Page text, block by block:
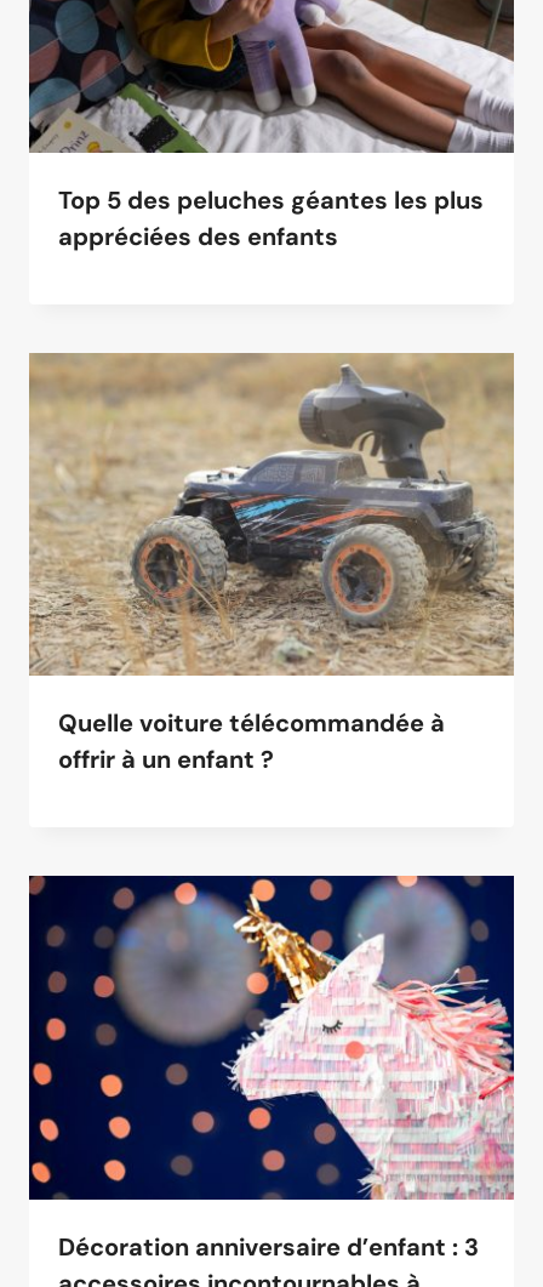
Top 5 des peluches géantes les plus
appréciées des enfants
Quelle voiture télécommandée à
offrir à un enfant ?
Décoration anniversaire d’enfant : 3